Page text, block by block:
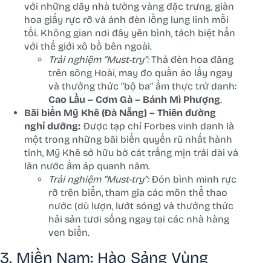
với những dãy nhà tường vàng đặc trưng, giàn
hoa giấy rực rỡ và ánh đèn lồng lung linh mỗi
tối. Không gian nơi đây yên bình, tách biệt hẳn
với thế giới xô bồ bên ngoài.
Trải nghiệm “Must-try”:Thả đèn hoa đăng
trên sông Hoài, may đo quần áo lấy ngay
và thưởng thức “bộ ba” ẩm thực trứ danh:
Cao Lầu – Cơm Gà – Bánh Mì Phượng.
Bãi biển Mỹ Khê (Đà Nẵng) – Thiên đường
nghỉ dưỡng: Được tạp chí Forbes vinh danh là
một trong những bãi biển quyến rũ nhất hành
tinh, Mỹ Khê sở hữu bờ cát trắng mịn trải dài và
làn nước ấm áp quanh năm.
Trải nghiệm “Must-try”:Đón bình minh rực
rỡ trên biển, tham gia các môn thể thao
nước (dù lượn, lướt sóng) và thưởng thức
hải sản tươi sống ngay tại các nhà hàng
ven biển.
3. Miền Nam: Hào Sảng Vùng